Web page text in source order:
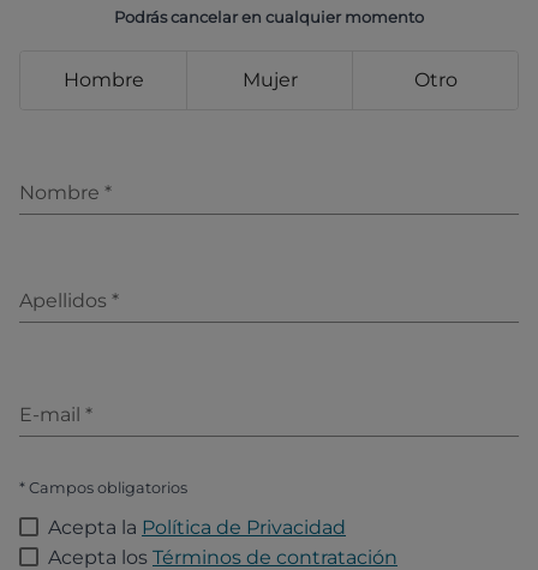
Podrás cancelar en cualquier momento
Hombre Mujer Otro
Nombre *
Apellidos *
E-mail *
* Campos obligatorios
Acepta la Política de Privacidad
Acepta los Términos de contratación